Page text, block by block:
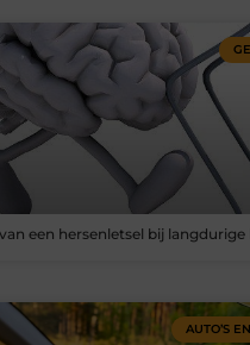
een hersenletsel bij langdurige
AUTO’S